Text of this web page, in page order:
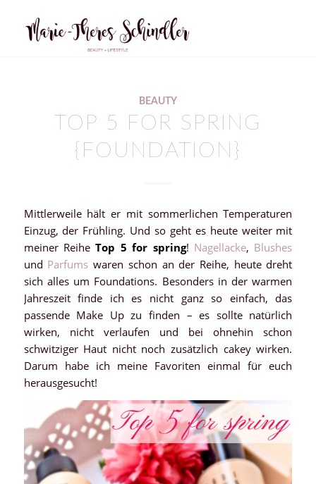
BEAUTY
TOP 5 FOR SPRING
{FOUNDATION}
Mittlerweile hält er mit sommerlichen Temperaturen
Einzug, der Frühling. Und so geht es heute weiter mit
meiner ReiheTop 5 for spring! Nagellacke, Blushes
und Parfumswaren schon an der Reihe, heute dreht
sich alles um Foundations. Besonders in der warmen
Jahreszeit finde ich es nicht ganz so einfach, das
passende Make Up zu finden – es sollte natürlich
wirken, nicht verlaufen und bei ohnehin schon
schwitziger Haut nicht noch zusätzlich cakey wirken.
Darum habe ich meine Favoriten einmal für euch
herausgesucht!